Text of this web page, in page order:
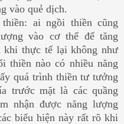
vào quẻ dịch.
ai ngồi thiền cũng
vào cơ thể để tăng
thực tế lại không như
thiền nào có nhiều năng
quá trình thiền tư tưởng
trước mặt là các quầng
nhận được năng lượng
biểu hiện này rất rõ khi